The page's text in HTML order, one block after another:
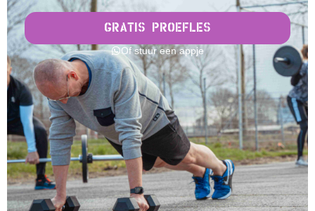
GRATIS PROEFLES
Of stuur een appje